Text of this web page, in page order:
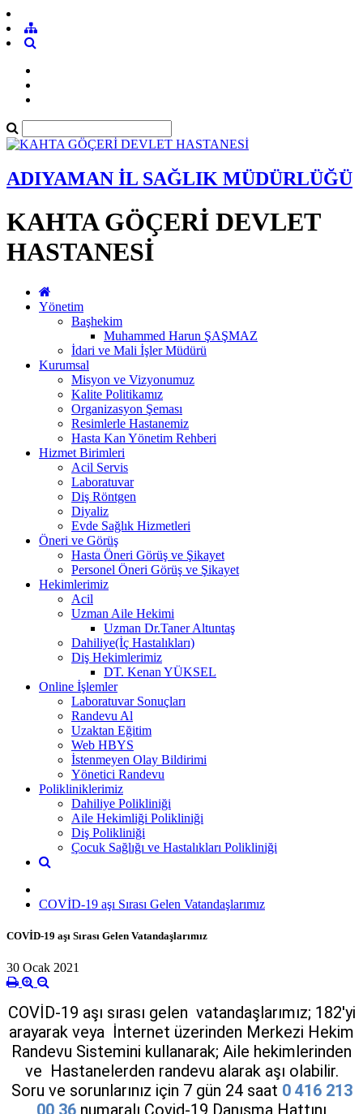
ADIYAMAN İL SAĞLIK MÜDÜRLÜĞÜ
KAHTA GÖÇERİ DEVLET
HASTANESİ
Yönetim
Başhekim
Muhammed Harun ŞAŞMAZ
İdari ve Mali İşler Müdürü
Kurumsal
Misyon ve Vizyonumuz
Kalite Politikamız
Organizasyon Şeması
Resimlerle Hastanemiz
Hasta Kan Yönetim Rehberi
Hizmet Birimleri
Acil Servis
Laboratuvar
Diş Röntgen
Diyaliz
Evde Sağlık Hizmetleri
Öneri ve Görüş
Hasta Öneri Görüş ve Şikayet
Personel Öneri Görüş ve Şikayet
Hekimlerimiz
Acil
Uzman Aile Hekimi
Uzman Dr.Taner Altuntaş
Dahiliye(İç Hastalıkları)
Diş Hekimlerimiz
DT. Kenan YÜKSEL
Online İşlemler
Laboratuvar Sonuçları
Randevu Al
Uzaktan Eğitim
Web HBYS
İstenmeyen Olay Bildirimi
Yönetici Randevu
Polikliniklerimiz
Dahiliye Polikliniği
Aile Hekimliği Polikliniği
Diş Polikliniği
Çocuk Sağlığı ve Hastalıkları Polikliniği
COVİD-19 aşı Sırası Gelen Vatandaşlarımız
COVİD-19 aşı Sırası Gelen Vatandaşlarımız
30 Ocak 2021
COVİD-19 aşı sırası gelen vatandaşlarımız; 182'yi
arayarak veya İnternet üzerinden Merkezi Hekim
Randevu Sistemini kullanarak; Aile hekimlerinden
ve Hastanelerden randevu alarak aşı olabilir.
Soru ve sorunlarınız için 7 gün 24 saat 0 416 213
00 36 numaralı Covid-19 Danışma Hattını